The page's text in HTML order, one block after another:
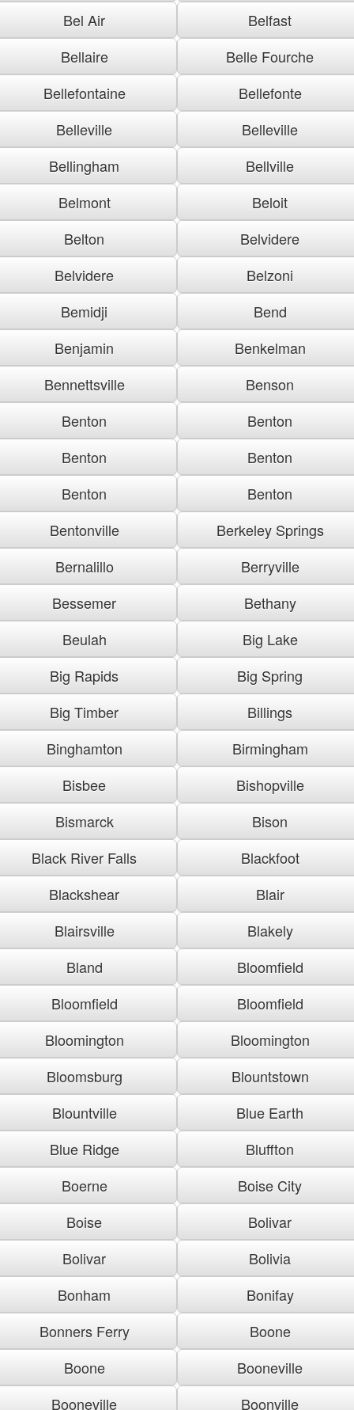
Bel Air
Belfast
Bellaire
Belle Fourche
Bellefontaine
Bellefonte
Belleville
Belleville
Bellingham
Bellville
Belmont
Beloit
Belton
Belvidere
Belvidere
Belzoni
Bemidji
Bend
Benjamin
Benkelman
Bennettsville
Benson
Benton
Benton
Benton
Benton
Benton
Benton
Bentonville
Berkeley Springs
Bernalillo
Berryville
Bessemer
Bethany
Beulah
Big Lake
Big Rapids
Big Spring
Big Timber
Billings
Binghamton
Birmingham
Bisbee
Bishopville
Bismarck
Bison
Black River Falls
Blackfoot
Blackshear
Blair
Blairsville
Blakely
Bland
Bloomfield
Bloomfield
Bloomfield
Bloomington
Bloomington
Bloomsburg
Blountstown
Blountville
Blue Earth
Blue Ridge
Bluffton
Boerne
Boise City
Boise
Bolivar
Bolivar
Bolivia
Bonham
Bonifay
Bonners Ferry
Boone
Boone
Booneville
Booneville
Boonville